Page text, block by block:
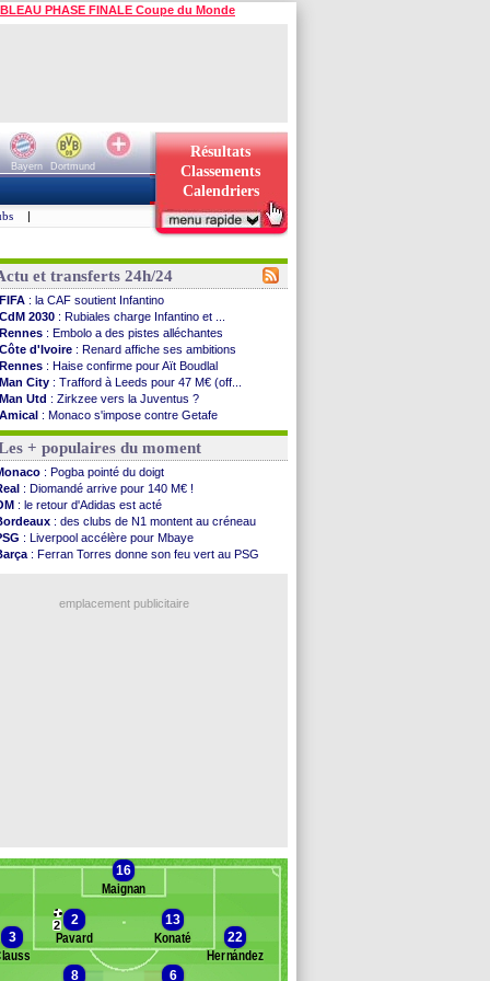
PHASE FINALE Coupe du Monde
Bayern
Dortmund
Résultats
Classements
Calendriers
|
et transferts 24h/24
FIFA : la CAF soutient Infantino
CdM 2030 : Rubiales charge Infantino et ...
Rennes : Embolo a des pistes alléchantes
Côte d'Ivoire : Renard affiche ses ambitions
Rennes : Haise confirme pour Aït Boudlal
Man City : Trafford à Leeds pour 47 M€ (off...
Man Utd : Zirkzee vers la Juventus ?
Amical : Monaco s'impose contre Getafe
Nantes: Der Zakarian et sa relation avec Kita
OM: le club prêt à libérer Kondogbia ?
Monaco: le message touchant d'Akliouche
FIFA: Tebas en remet une couche
FIFA : l'UEFA maintient la pression
PSG: Tebas encense Luis Enrique
Real: Vinicius jusqu'en 2032 (officiel)
Lyon: Mangala va rejoindre Getafe
OM: une offre refusée pour Aguerd
: Akliouche a signé (officiel)
+ populaires du moment
: Pogba pointé du doigt
: Diomandé arrive pour 140 M€ !
: le retour d'Adidas est acté
: des clubs de N1 montent au créneau
: Liverpool accélère pour Mbaye
: Ferran Torres donne son feu vert au PSG
emplacement publicitaire
16
Maignan
2
2
Pavard
13
Konaté
3
22
Hernández
8
6